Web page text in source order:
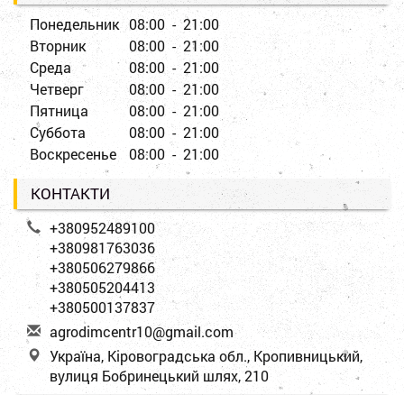
Понедельник 08:00 - 21:00
Вторник
08:00 - 21:00
Среда
08:00 - 21:00
Четверг
08:00 - 21:00
Пятница
08:00 - 21:00
Суббота
08:00 - 21:00
Воскресенье
08:00 - 21:00
КОНТАКТИ
+380952489100
+380981763036
+380506279866
+380505204413
+380500137837
agrodimcentr10@gmail.com
Україна, Кіровоградська обл., Кропивницький,
вулиця Бобринецький шлях, 210